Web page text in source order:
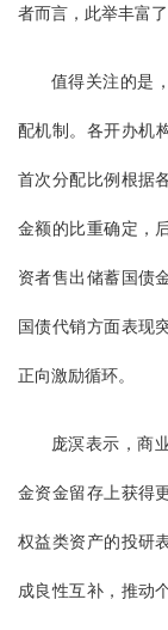
者而言，此举丰富
值得关注的是
配机制。各开办机
首次分配比例根据
金额的比重确定，
资者售出储蓄国债
国债代销方面表现
正向激励循环。
庞溟表示，商
金资金留存上获得
权益类资产的投研
成良性互补，推动